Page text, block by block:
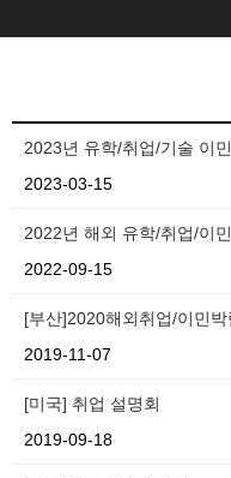
2023년 유학/취업/기술 이
2023-03-15
2022년 해외 유학/취업/이
2022-09-15
[부산]2020해외취업/이민박
2019-11-07
[미국] 취업 설명회
2019-09-18